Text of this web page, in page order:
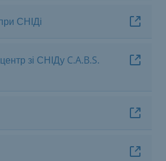
СНІДі
зі СНІДу C.A.B.S.